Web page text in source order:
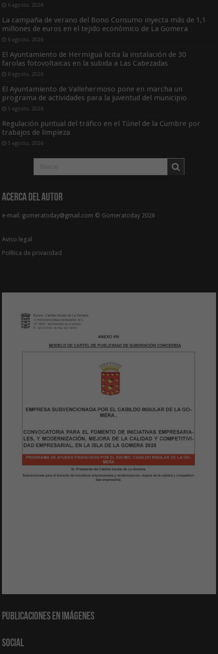
6 agosto, 2026
La campaña de verano del Bono Consumo inyecta más de 1,1
millones de euros en el tejido económico de La Gomera
6 agosto, 2026
El Ayuntamiento de Hermigua licita la instalación de 30
farolas fotovoltaicas en la subida a Las Cabezadas
6 agosto, 2026
El Ayuntamiento de Vallehermoso pone en marcha un
programa de actividades para la juventud del municipio
5 agosto, 2026
Regulación puntual del tráfico en el Túnel de la Cumbre por
trabajos de limpieza
5 agosto, 2026
Acerca del Autor
e-mail: gomeratoday@gmail.com © Gomeratoday 2026
Aviso legal
Política de privacidad
Publicaciones en Imágenes
Social